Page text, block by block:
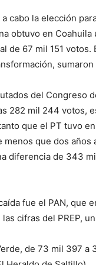
cabo la elección
obtuvo en
de 67 mil 151
sumaron
del Congreso
282 mil 244 votos,
que el PT tuvo
que dos años
diferencia de 343
fue el PAN, que
cifras del PREP,
de 73 mil 397 a